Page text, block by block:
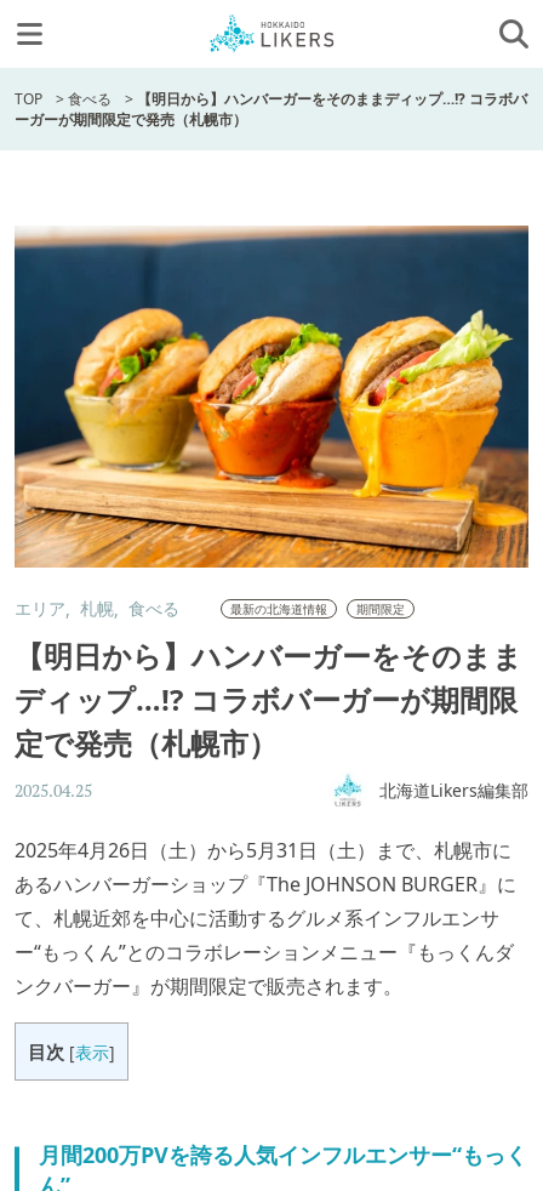
TOP >食べる > 【明日から】ハンバーガーをそのままディップ…!? コラボバ
ーガーが期間限定で発売（札幌市）
エリア 札幌 食べる 最新の北海道情報 期間限定
【明日から】ハンバーガーをそのまま
ディップ…!? コラボバーガーが期間限
定で発売（札幌市）
2025.04.25 北海道Likers編集部
2025年4月26日（土）から5月31日（土）まで、札幌市に
あるハンバーガーショップ『The JOHNSON BURGER』に
て、札幌近郊を中心に活動するグルメ系インフルエンサ
ー“もっくん”とのコラボレーションメニュー『もっくんダ
ンクバーガー』が期間限定で販売されます。
目次 [表示]
月間200万PVを誇る人気インフルエンサー“もっく